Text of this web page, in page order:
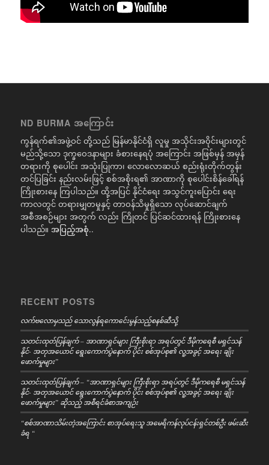
ND BURMA အကြောင်း
ကွန်ရက်၏အဖွဲ့ဝင် တို့သည် မြန်မာနိုင်ငံရှိ လူမှု အသိုင်းအဝိုင်းများတွင်
မည်သို့သော ဒုက္ခဝေဒနာများ ခံစားနေရပုံ အကြောင်း အဖြစ်မှန် အမှန်
တရားကို စုပေါင်း အသုံးပြုကာ၊ လောလောဆယ် စည်းရုံးတိုက်တွန်း
တင်ပြခြင်း နည်းလမ်းဖြင့် စစ်အစိုးရ၏ အာဏာကို စုပေါင်းစိန်ခေါ်ရန်
ကြိုးစားနေ ကြပါသည်။ ထို့အပြင် နိုင်ငံရေး အသွင်ကူးပြောင်း ရေး
ကာလတွင် တရားမျှတမှုနှင့် တာဝန်သိမှုရှိသော လုပ်ဆောင်ချက်
အစီအစဉ်များ အတွက် လည်း ကြိုတင် ပြင်ဆင်ထားရန် ကြိုးစားနေ
ပါသည်။ အပြည့်အစုံ..
RECENT POSTS
လက်ဗလောမှသည် သောလွန်ရကောင်ေးမွန်သည့်စနစ်ဆီသို့
သတင်းထုတ်ပြန်ချက် – အာဏာရှင်များ ကြီးစိုးရာ အရပ်တွင် ဒီမိုကရေစီ မရှင်သန်
နိုင်- အတုအယောင် ရွေးကောက်ပွဲနောက် ပိုင်း စစ်အုပ်စု၏ လူ့အခွင့် အရေး ချိုး
ဖောက်မှုများ”
သတင်းထုတ်ပြန်ချက် – “အာဏာရှင်များ ကြီးစိုးရာ အရပ်တွင် ဒီမိုကရေစီ မရှင်သန်
နိုင်- အတုအယောင် ရွေးကောက်ပွဲနောက် ပိုင်း စစ်အုပ်စု၏ လူ့အခွင့် အရေး ချိုး
ဖောက်မှုများ” ဆိုသည့် အစီရင်ခံစာအကျဉ်း
“စစ်အာဏာသိမ်းတဲ့အကြောင်း စာအုပ်ရေးသူ အမေရိကန်လုပ်ငန်းရှင်တစ်ဦး ဖမ်းဆီး
ခံရ “